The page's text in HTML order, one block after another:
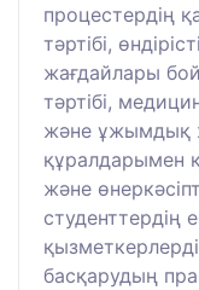
процестердің
тәртібі,
жағдайлары
тәртібі,
және ұжымдық
құралдарымен
және
студенттердің
басқарудың